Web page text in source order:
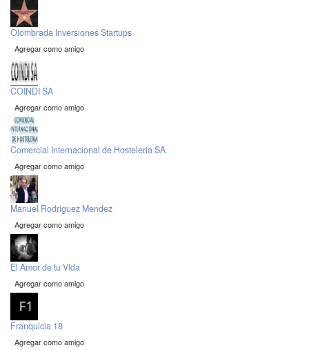
Olombrada Inversiones Startups
Agregar como amigo
COINDI SA
Agregar como amigo
Comercial Internacional de Hosteleria SA
Agregar como amigo
Manuel Rodriguez Mendez
Agregar como amigo
El Amor de tu Vida
Agregar como amigo
Franquicia 18
Agregar como amigo